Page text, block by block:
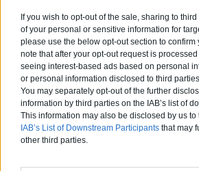
If you wish to opt-out of the sale, sharing to
of your personal or sensitive information for
please use the below opt-out section to confirm
note that after your opt-out request is
seeing interest-based ads based on personal
or personal information disclosed to third
You may separately opt-out of the further
information by third parties on the IAB’s list of
This information may also be disclosed by us to
IAB’s List of Downstream Participants that may
other third parties.
Une fois que votre linoleum est posé,
admirer le travail d’ensemble !
est résistant et peut durer des années
bien. Il n’aime pas les pièces d’eau
dans toutes les autres pièces de la
linoleum sur du carrelage est aussi un
car vous n’avez pas à casser votre
changer de revêtement de sol et
souffle à votre intérieur.